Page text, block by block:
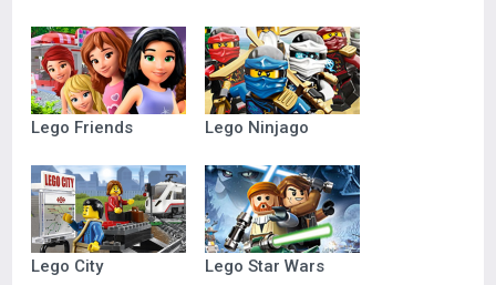
Lego Friends Lego Ninjago
Lego City Lego Star Wars